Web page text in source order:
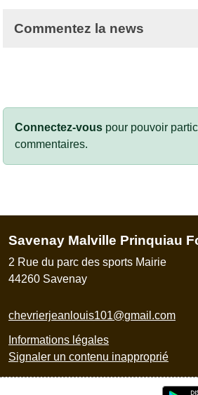
Commentez la news
Connectez-vous pour pouvoir
commentaires.
Savenay Malville Prinquiau
2 Rue du parc des sports Mairie
44260 Savenay
chevrierjeanlouis101@gmail.com
Informations légales
Signaler un contenu inapproprié